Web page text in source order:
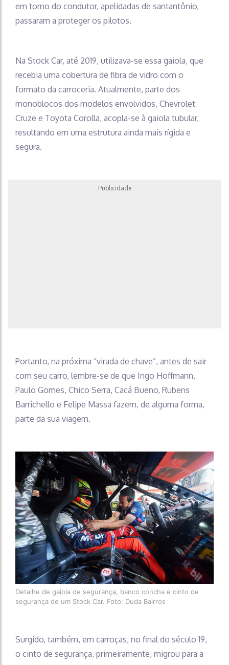
em torno do condutor, apelidadas de santantônio,
passaram a proteger os pilotos.
Na Stock Car, até 2019, utilizava-se essa gaiola, que
recebia uma cobertura de fibra de vidro com o
formato da carroceria. Atualmente, parte dos
monoblocos dos modelos envolvidos, Chevrolet
Cruze e Toyota Corolla, acopla-se à gaiola tubular,
resultando em uma estrutura ainda mais rígida e
segura.
Publicidade
Portanto, na próxima “virada de chave”, antes de sair
com seu carro, lembre-se de que Ingo Hoffmann,
Paulo Gomes, Chico Serra, Cacá Bueno, Rubens
Barrichello e Felipe Massa fazem, de alguma forma,
parte da sua viagem.
Detalhe de gaiola de segurança, banco concha e cinto de
segurança de um Stock Car. Foto: Duda Bairros
Surgido, também, em carroças, no final do século 19,
o cinto de segurança, primeiramente, migrou para a